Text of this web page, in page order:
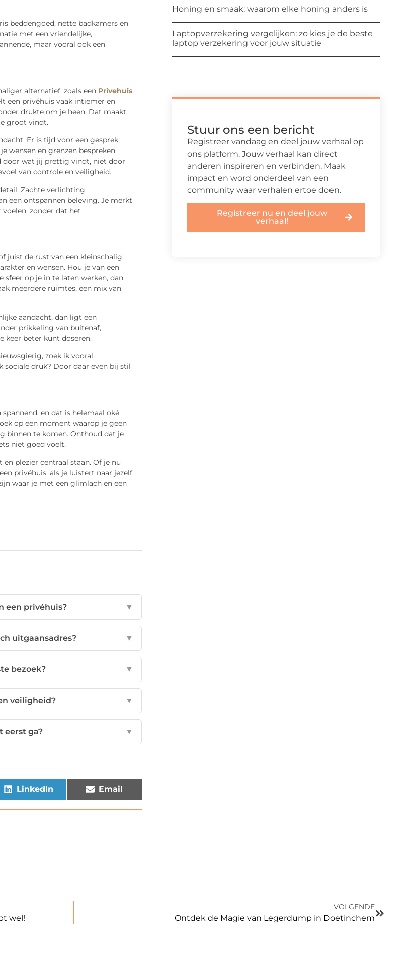
beddengoed, nette badkamers en
met een vriendelijke,
maar vooral ook een
alternatief, zoals een Privehuis.
een privéhuis vaak intiemer en
drukte om je heen. Dat maakt
groot vindt.
Er is tijd voor een gesprek,
wensen en grenzen bespreken,
door wat jij prettig vindt, niet door
van controle en veiligheid.
Zachte verlichting,
een ontspannen beleving. Je merkt
zonder dat het
juist de rust van een kleinschalig
en wensen. Hou je van een
sfeer op je in te laten werken, dan
meerdere ruimtes, een mix van
aandacht, dan ligt een
prikkeling van buitenaf,
keer beter kunt doseren.
zoek ik vooral
druk? Door daar even bij stil
en dat is helemaal oké.
op een moment waarop je geen
binnen te komen. Onthoud dat je
niet goed voelt.
plezier centraal staan. Of je nu
privéhuis: als je luistert naar jezelf
waar je met een glimlach en een
een privéhuis? ▼
uitgaansadres? ▼
bezoek? ▼
veiligheid? ▼
eerst ga? ▼
LinkedIn Email
Honing en smaak: waarom elke honing anders is
Laptopverzekering vergelijken: zo kies je de beste
laptop verzekering voor jouw situatie
Stuur ons een bericht
Registreer vandaag en deel jouw verhaal op
ons platform. Jouw verhaal kan direct
anderen inspireren en verbinden. Maak
impact en word onderdeel van een
community waar verhalen ertoe doen.
Registreer nu en deel jouw
verhaal!
wel!
VOLGENDE
Ontdek de Magie van Legerdump in Doetinchem